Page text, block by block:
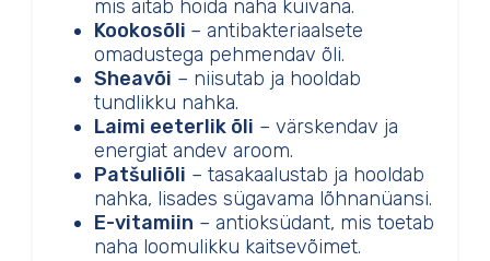
mis aitab hoida naha kuivana.
Kookosõli – antibakteriaalsete
omadustega pehmendav õli.
Sheavõi – niisutab ja hooldab
tundlikku nahka.
Laimi eeterlik õli – värskendav ja
energiat andev aroom.
Patšuliõli – tasakaalustab ja hooldab
nahka, lisades sügavama lõhnanüansi.
E-vitamiin – antioksüdant, mis toetab
naha loomulikku kaitsevõimet.